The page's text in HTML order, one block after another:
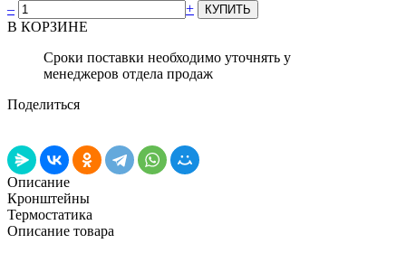
–
+
В КОРЗИНЕ
Сроки поставки необходимо уточнять у
менеджеров отдела продаж
Поделиться
Описание
Кронштейны
Термостатика
Описание товара